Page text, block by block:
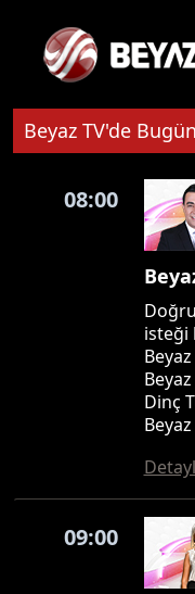
Beyaz TV'de Bugün
08:00
isteği
Dinç
09:00